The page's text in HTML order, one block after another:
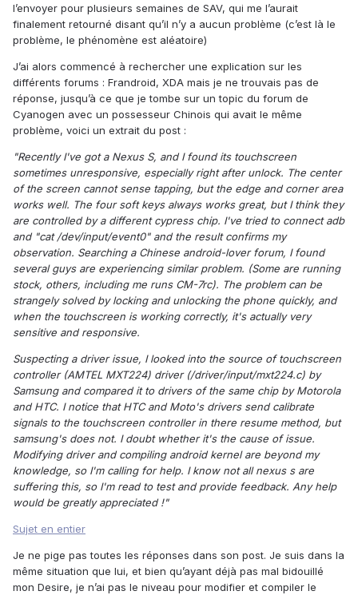
l’envoyer pour plusieurs semaines de SAV, qui me l’aurait
finalement retourné disant qu’il n’y a aucun problème (c’est là le
problème, le phénomène est aléatoire)
J’ai alors commencé à rechercher une explication sur les
différents forums : Frandroid, XDA mais je ne trouvais pas de
réponse, jusqu’à ce que je tombe sur un topic du forum de
Cyanogen avec un possesseur Chinois qui avait le même
problème, voici un extrait du post :
"Recently I've got a Nexus S, and I found its touchscreen
sometimes unresponsive, especially right after unlock. The center
of the screen cannot sense tapping, but the edge and corner area
works well. The four soft keys always works great, but I think they
are controlled by a different cypress chip. I've tried to connect adb
and "cat /dev/input/event0" and the result confirms my
observation. Searching a Chinese android-lover forum, I found
several guys are experiencing similar problem. (Some are running
stock, others, including me runs CM-7rc). The problem can be
strangely solved by locking and unlocking the phone quickly, and
when the touchscreen is working correctly, it's actually very
sensitive and responsive.
Suspecting a driver issue, I looked into the source of touchscreen
controller (AMTEL MXT224) driver (/driver/input/mxt224.c) by
Samsung and compared it to drivers of the same chip by Motorola
and HTC. I notice that HTC and Moto's drivers send calibrate
signals to the touchscreen controller in there resume method, but
samsung's does not. I doubt whether it's the cause of issue.
Modifying driver and compiling android kernel are beyond my
knowledge, so I'm calling for help. I know not all nexus s are
suffering this, so I'm read to test and provide feedback. Any help
would be greatly appreciated !"
Sujet en entier
Je ne pige pas toutes les réponses dans son post. Je suis dans la
même situation que lui, et bien qu’ayant déjà pas mal bidouillé
mon Desire, je n’ai pas le niveau pour modifier et compiler le